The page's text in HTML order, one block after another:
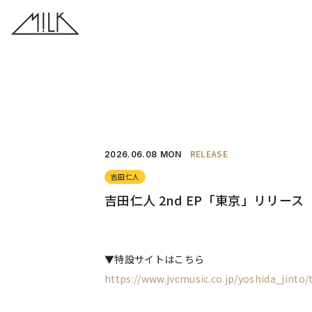
2026. 06.08 MON RELEASE
吉田仁人
吉田仁人 2nd EP「東京」リリース
▼特設サイトはこちら
https://www.jvcmusic.co.jp/